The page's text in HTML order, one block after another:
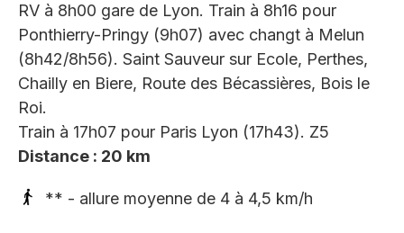
RV à 8h00 gare de Lyon. Train à 8h16 pour
Ponthierry-Pringy (9h07) avec changt à Melun
(8h42/8h56). Saint Sauveur sur Ecole, Perthes,
Chailly en Biere, Route des Bécassières, Bois le
Roi.
Train à 17h07 pour Paris Lyon (17h43). Z5
Distance : 20 km
** - allure moyenne de 4 à 4,5 km/h